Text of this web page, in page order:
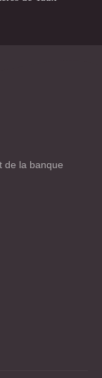
de la banque